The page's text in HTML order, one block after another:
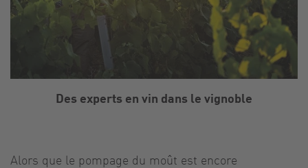
Alors que le pompage du moût est encore
Des experts en vin dans le vignoble